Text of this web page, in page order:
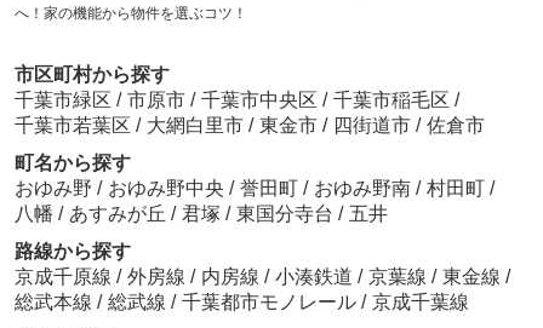
へ！家の機能から物件を選ぶコツ！
市区町村から探す
千葉市緑区 / 市原市 / 千葉市中央区 / 千葉市稲毛区 /
千葉市若葉区 / 大網白里市 / 東金市 / 四街道市 / 佐倉市
町名から探す
おゆみ野 / おゆみ野中央 / 誉田町 / おゆみ野南 / 村田町 /
八幡 / あすみが丘 / 君塚 / 東国分寺台 / 五井
路線から探す
京成千原線 / 外房線 / 内房線 / 小湊鉄道 / 京葉線 / 東金線 /
総武本線 / 総武線 / 千葉都市モノレール / 京成千葉線